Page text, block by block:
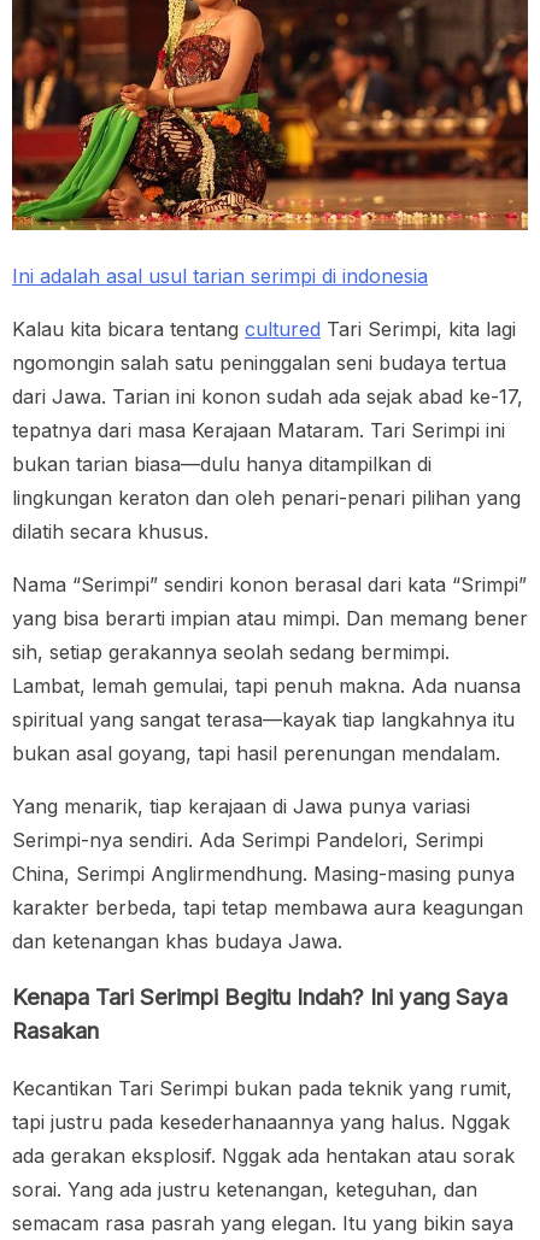
Ini adalah asal usul tarian serimpi di indonesia
Kalau kita bicara tentang cultured Tari Serimpi, kita lagi
ngomongin salah satu peninggalan seni budaya tertua
dari Jawa. Tarian ini konon sudah ada sejak abad ke-17,
tepatnya dari masa Kerajaan Mataram. Tari Serimpi ini
bukan tarian biasa—dulu hanya ditampilkan di
lingkungan keraton dan oleh penari-penari pilihan yang
dilatih secara khusus.
Nama “Serimpi” sendiri konon berasal dari kata “Srimpi”
yang bisa berarti impian atau mimpi. Dan memang bener
sih, setiap gerakannya seolah sedang bermimpi.
Lambat, lemah gemulai, tapi penuh makna. Ada nuansa
spiritual yang sangat terasa—kayak tiap langkahnya itu
bukan asal goyang, tapi hasil perenungan mendalam.
Yang menarik, tiap kerajaan di Jawa punya variasi
Serimpi-nya sendiri. Ada Serimpi Pandelori, Serimpi
China, Serimpi Anglirmendhung. Masing-masing punya
karakter berbeda, tapi tetap membawa aura keagungan
dan ketenangan khas budaya Jawa.
Kenapa Tari Serimpi Begitu Indah? Ini yang Saya
Rasakan
Kecantikan Tari Serimpi bukan pada teknik yang rumit,
tapi justru pada kesederhanaannya yang halus. Nggak
ada gerakan eksplosif. Nggak ada hentakan atau sorak
sorai. Yang ada justru ketenangan, keteguhan, dan
semacam rasa pasrah yang elegan. Itu yang bikin saya